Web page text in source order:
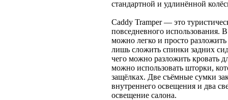
стандартной и удлинённой
Caddy Tramper — это
повседневного использования.
можно легко и просто
лишь сложить спинки задних
чего можно разложить кровать
можно использовать шторки,
защёлках. Две съёмные сумки
внутреннего освещения и два
освещение салона.